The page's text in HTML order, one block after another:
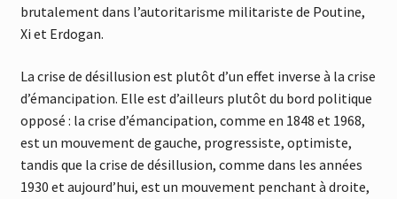
brutalement dans l’autoritarisme militariste de Poutine,
Xi et Erdogan.
La crise de désillusion est plutôt d’un effet inverse à la crise
d’émancipation. Elle est d’ailleurs plutôt du bord politique
opposé : la crise d’émancipation, comme en 1848 et 1968,
est un mouvement de gauche, progressiste, optimiste,
tandis que la crise de désillusion, comme dans les années
1930 et aujourd’hui, est un mouvement penchant à droite,